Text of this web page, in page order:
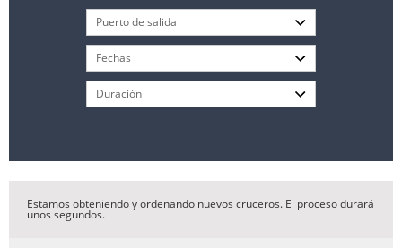
Estamos obteniendo y ordenando nuevos cruceros. El proceso durará
unos segundos.